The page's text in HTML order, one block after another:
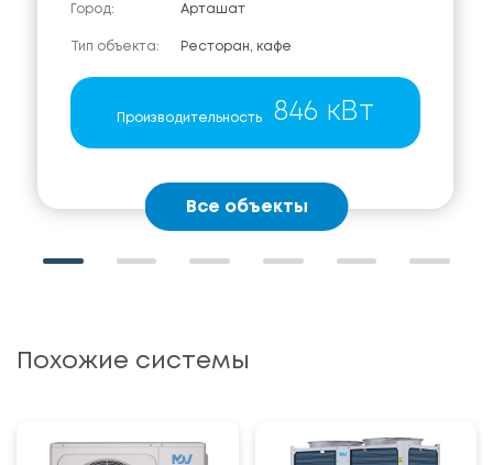
Город: Арташат
Тип объекта: Ресторан, кафе
Производительность 846 кВт
Все объекты
Похожие системы